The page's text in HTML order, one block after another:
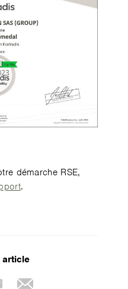
démarche RSE,
.
article